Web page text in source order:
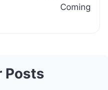
Coming
Posts